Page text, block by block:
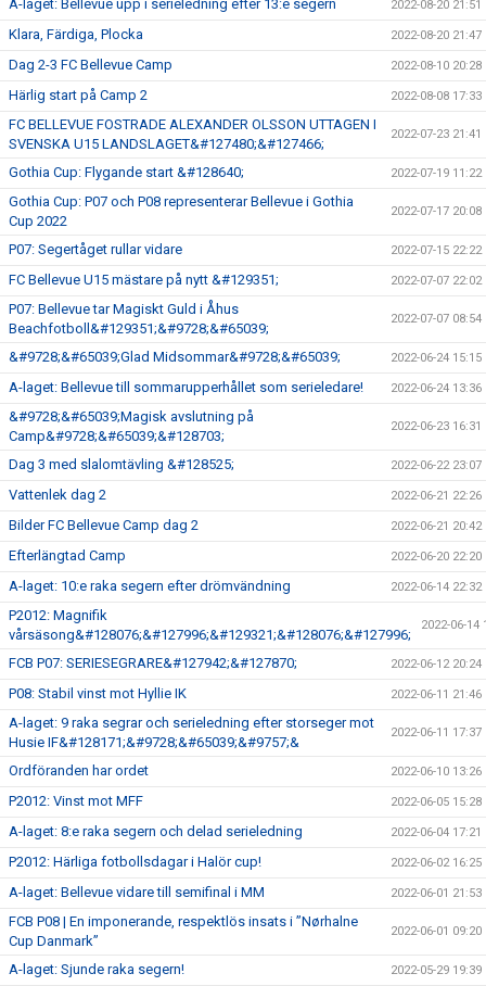
A-laget: Bellevue upp i serieledning efter 13:e segern 2022-08-20 21:51
Klara, Färdiga, Plocka 2022-08-20 21:47
Dag 2-3 FC Bellevue Camp 2022-08-10 20:28
Härlig start på Camp 2 2022-08-08 17:33
FC BELLEVUE FOSTRADE ALEXANDER OLSSON UTTAGEN I
SVENSKA U15 LANDSLAGET&#127480;&#127466;
2022-07-23 21:41
Gothia Cup: Flygande start &#128640; 2022-07-19 11:22
Gothia Cup: P07 och P08 representerar Bellevue i Gothia
Cup 2022
2022-07-17 20:08
P07: Segertåget rullar vidare 2022-07-15 22:22
FC Bellevue U15 mästare på nytt &#129351; 2022-07-07 22:02
P07: Bellevue tar Magiskt Guld i Åhus
Beachfotboll&#129351;&#9728;&#65039;
2022-07-07 08:54
&#9728;&#65039;Glad Midsommar&#9728;&#65039; 2022-06-24 15:15
A-laget: Bellevue till sommarupperhållet som serieledare! 2022-06-24 13:36
&#9728;&#65039;Magisk avslutning på
Camp&#9728;&#65039;&#128703;
2022-06-23 16:31
Dag 3 med slalomtävling &#128525; 2022-06-22 23:07
Vattenlek dag 2 2022-06-21 22:26
Bilder FC Bellevue Camp dag 2 2022-06-21 20:42
Efterlängtad Camp 2022-06-20 22:20
A-laget: 10:e raka segern efter drömvändning 2022-06-14 22:32
P2012: Magnifik
vårsäsong&#128076;&#127996;&#129321;&#128076;&#127996;
2022-06-14
FCB P07: SERIESEGRARE&#127942;&#127870; 2022-06-12 20:24
P08: Stabil vinst mot Hyllie IK 2022-06-11 21:46
A-laget: 9 raka segrar och serieledning efter storseger mot
Husie IF&#128171;&#9728;&#65039;&#9757;&
2022-06-11 17:37
Ordföranden har ordet 2022-06-10 13:26
P2012: Vinst mot MFF 2022-06-05 15:28
A-laget: 8:e raka segern och delad serieledning 2022-06-04 17:21
P2012: Härliga fotbollsdagar i Halör cup! 2022-06-02 16:25
A-laget: Bellevue vidare till semifinal i MM 2022-06-01 21:53
FCB P08 | En imponerande, respektlös insats i ”Nørhalne
Cup Danmark”
2022-06-01 09:20
A-laget: Sjunde raka segern! 2022-05-29 19:39